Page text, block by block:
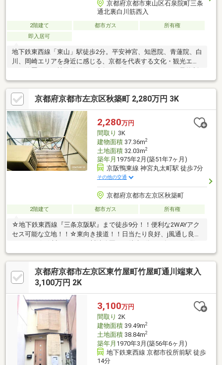
京都府京都市東山区石泉院町三条
通北裏白川筋西入
2階建て 都市ガス
所有権
即入居可
地下鉄東西線「東山」駅徒歩2分。平安神宮、知恩院、青蓮院、白
川、岡崎エリアを身近に感じる、京都を代表する文化・観光エリ
アに位置する一棟物件です。店舗やギャラリー、カフェ、予約制
レストラン、オフィスなど、多彩な用途に対応可能。京都らしい
町並みと豊かな人の流れを享受しながら、事業用・収益用・自社
利用まで幅広い可能性を備えた魅力ある物件です。
京都府京都市左京区秋築町 2,280万円 3K
2,280万円
間取り 3K
建物面積37.36m2
土地面積32.03m2
築年月 1975年2月(築51年7ヶ月)
京阪鴨東線 神宮丸太町駅 徒歩7分
その他の交通
京都府京都市左京区秋築町
2階建て 都市ガス 所有権
☆地下鉄東西線『三条京阪駅』まで徒歩9分！！便利な2WAYアク
セス可能な立地！！☆東向き接道！！日当たり良好、j風通し良好
歩コースにもぴったりです！！≪近隣のお買い物施設≫●イオン
スタイル東山二条・・・229ｍ●ローソン川端二条店・・・382ｍ●
フレスコ川端店・・・525ｍ●ファミリーマート聖護院店・・・
581ｍ●ドラッグユタカ聖護院店・・・719ｍ●フレスコ河原町丸太
京都府京都市左京区東竹屋町竹屋町通川端東入
3,100万円 2K
3,100万円
間取り 2K
建物面積39.49m2
土地面積38.84m2
築年月 1970年3月(築56年6ヶ月)
地下鉄東西線 京都市役所前駅 徒歩
14分